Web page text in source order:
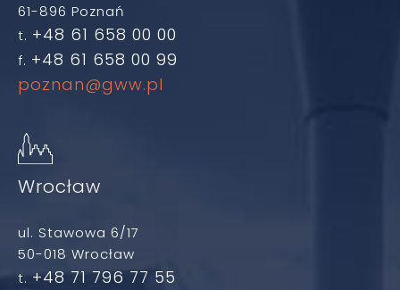
61-896 Poznań
t. +48 61 658 00 00
f. +48 61 658 00 99
poznan@gww.pl
Wrocław
ul. Stawowa 6/17
50-018 Wrocław
t. +48 71 796 77 55